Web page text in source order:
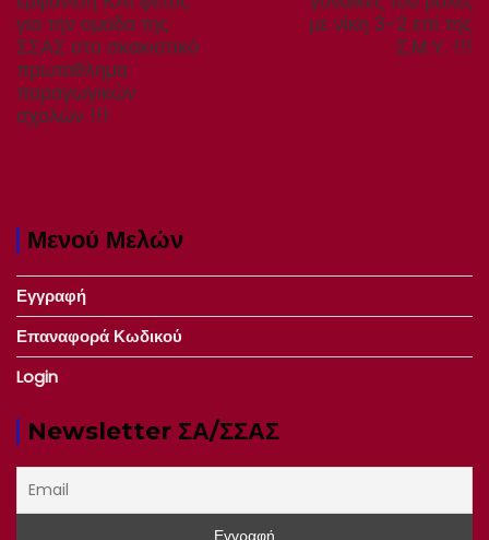
για την ομαδα της
ΣΣΑΣ στο σκακιστικό
πρωταθλημα
παραγωγικών
σχολών !!!
με νίκη 3-2 επί της
Σ.Μ.Υ. !!!
Μενού Μελών
Εγγραφή
Επαναφορά Κωδικού
Login
Newsletter ΣΑ/ΣΣΑΣ